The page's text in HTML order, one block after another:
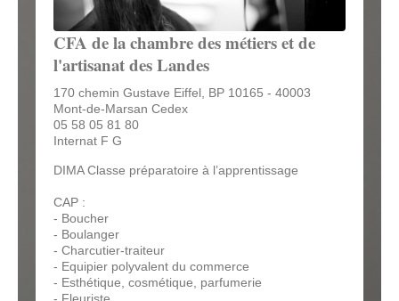
CFA de la chambre des métiers et de
l'artisanat des Landes
170 chemin Gustave Eiffel, BP 10165 - 40003
Mont-de-Marsan Cedex
05 58 05 81 80
Internat F G
DIMA Classe préparatoire à l’apprentissage
CAP :
- Boucher
- Boulanger
- Charcutier-traiteur
- Equipier polyvalent du commerce
- Esthétique, cosmétique, parfumerie
- Fleuriste